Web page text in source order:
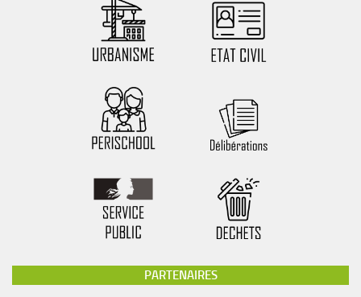
PARTENAIRES